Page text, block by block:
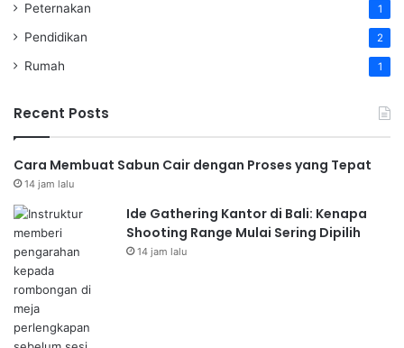
Peternakan 1
Pendidikan 2
Rumah 1
Recent Posts
Cara Membuat Sabun Cair dengan Proses yang Tepat
14 jam lalu
Ide Gathering Kantor di Bali: Kenapa
Shooting Range Mulai Sering Dipilih
14 jam lalu